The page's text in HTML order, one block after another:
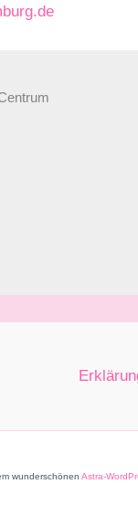
wunderschönen Astra-